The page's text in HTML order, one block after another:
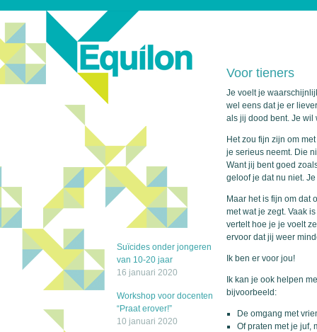
Suïcides onder jongeren
van 10-20 jaar
16 januari 2020
Workshop voor docenten
“Praat erover!”
10 januari 2020
Voor tieners
Je voelt je
wel eens dat je er
als jij dood bent. Je wil
Het zou fijn zijn om
je serieus neemt. Die
Want jij bent goed
geloof je dat nu niet.
Maar het is fijn om dat
met wat je zegt. Vaak
vertelt hoe je je voelt
ervoor dat jij weer
Ik ben er voor jou!
Ik kan je ook helpen
bijvoorbeeld:
De omgang met
Of praten met je juf,